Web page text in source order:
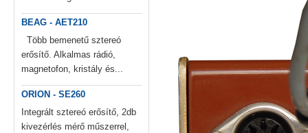
BEAG - AET210
Több bemenetű sztereó
erősítő. Alkalmas rádió,
magnetofon, kristály és...
ORION - SE260
Integrált sztereó erősítő, 2db
kivezérlés mérő műszerrel,